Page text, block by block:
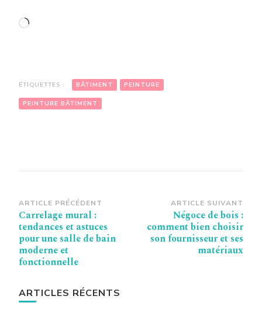
Chargement…
ÉTIQUETTES : BÂTIMENT PEINTURE
PEINTURE BÂTIMENT
Navigation
d’article
ARTICLE PRÉCÉDENT
Carrelage mural :
tendances et astuces
pour une salle de bain
moderne et
fonctionnelle
ARTICLE SUIVANT
Négoce de bois :
comment bien choisir
son fournisseur et ses
matériaux
ARTICLES RÉCENTS